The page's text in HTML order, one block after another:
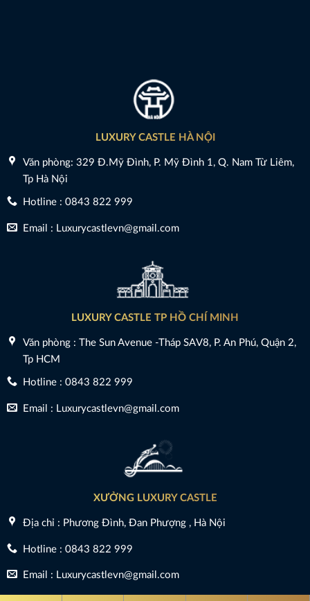
LUXURY CASTLE HÀ NỘI
Văn phòng: 329 Đ.Mỹ Đình, P. Mỹ Đình 1, Q. Nam Từ Liêm,
Tp Hà Nội
Hotline : 0843 822 999
Email : Luxurycastlevn@gmail.com
LUXURY CASTLE TP HỒ CHÍ MINH
Văn phòng : The Sun Avenue -Tháp SAV8, P. An Phú, Quận 2,
Tp HCM
Hotline : 0843 822 999
Email : Luxurycastlevn@gmail.com
XƯỞNG LUXURY CASTLE
Địa chỉ : Phương Đình, Đan Phượng , Hà Nội
Hotline : 0843 822 999
Email : Luxurycastlevn@gmail.com